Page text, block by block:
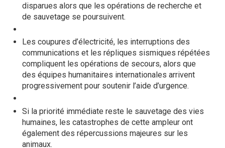
disparues alors que les opérations de recherche et
de sauvetage se poursuivent.
Les coupures d’électricité, les interruptions des
communications et les répliques sismiques répétées
compliquent les opérations de secours, alors que
des équipes humanitaires internationales arrivent
progressivement pour soutenir l’aide d’urgence.
Si la priorité immédiate reste le sauvetage des vies
humaines, les catastrophes de cette ampleur ont
également des répercussions majeures sur les
animaux.